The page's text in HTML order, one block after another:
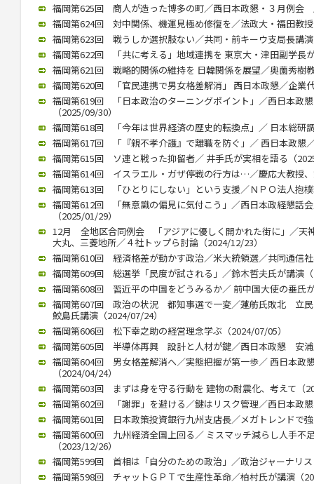
福岡第625回 商人が造った博多の町／西日本政懇・３月例会
福岡第624回 対中関係、機運見極め修復を／法政大・福田教
福岡第623回 戦うしか選択肢ない／共同・前キーウ支局長講
福岡第622回 「共に考える」地域連携を 東京大・津田副学長
福岡第621回 戦略的関係の維持を 日韓関係を展望／奥薗秀樹
福岡第620回 「官民連携で男女格差解消」 西日本政懇／企業
福岡第619回 「日本政治のターニングポイント」／西日本政
（2025/09/30）
福岡第618回 「今年は世界経済の歴史的転換点」／ 日本総
福岡第617回 「『親不孝介護』で離職を防ぐ」／ 西日本政懇
福岡第615回 ソ連と戦った抑留者／ 井手氏が実相を語る（
福岡第614回 イスラエル・ガザ停戦の行方は…／慶応大教授
福岡第613回 「ひとりにしない」という支援／ＮＰＯ法人抱
福岡第612回 「無意識の偏見に気付こう」／西日本政経懇話
（2025/01/29）
12月 全地区合同例会 「アジアに優しく開かれた街に」／天
大丸、三菱地所／４社トップら討論（2024/12/23）
福岡第610回 経済格差が動かす政治／米大統領選／共同通信
福岡第609回 総選挙「民度が試される」／鈴木哲夫氏が講演
福岡第608回 習近平の中国をどうみるか／ 前中国大使の垂氏
福岡第607回 政治の状況 都知事選で一変／蓮舫氏敗北 立
鮫島氏講演（2024/07/24）
福岡第606回 松下幸之助の経営理念学ぶ（2024/07/05）
福岡第605回 半導体再興 設計と人材が鍵／西日本政懇 安浦
福岡第604回 男女格差解消へ／実態把握が第一歩／ 西日本政
（2024/04/24）
福岡第603回 まずは身を守る行動を 建物の耐震化、考えて（
福岡第602回 「謝罪」を避ける／鍵はリスク管理／西日本政
福岡第601回 日本政策投資銀行九州支店長／メガトレンドで
福岡第600回 九州経済全国上回る／ ミスマッチ減らし人手不
（2023/12/26）
福岡第599回 首相は「自分のための政治」／政治ジャーナリ
福岡第598回 チャットＧＰＴで生産性革命／柏村氏が講演（